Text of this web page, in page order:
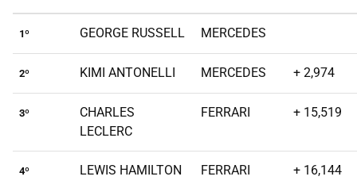
1º GEORGE RUSSELL MERCEDES
2º KIMI ANTONELLI MERCEDES + 2,974
3º
CHARLES
LECLERC
FERRARI + 15,519
4º LEWIS HAMILTON FERRARI + 16,144